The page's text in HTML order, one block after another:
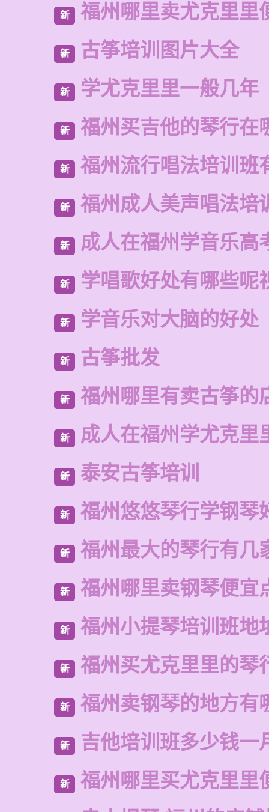
新 福州哪里卖尤克里里
新 古筝培训图片大全
新 学尤克里里一般几年
新 福州买吉他的琴行在
新 福州流行唱法培训班
新 福州成人美声唱法培
新 成人在福州学音乐高
新 学唱歌好处有哪些呢
新 学音乐对大脑的好处
新 古筝批发
新 福州哪里有卖古筝的
新 成人在福州学尤克里
新 泰安古筝培训
新 福州悠悠琴行学钢琴
新 福州最大的琴行有几
新 福州哪里卖钢琴便宜
新 福州小提琴培训班地
新 福州买尤克里里的琴
新 福州卖钢琴的地方有
新 吉他培训班多少钱一
新
福州哪里买尤克里里